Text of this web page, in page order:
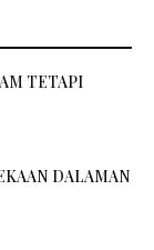
TETAPI
DALAMAN